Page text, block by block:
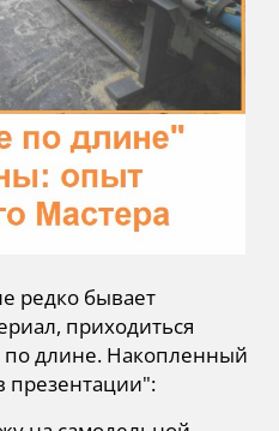
редко бывает
приходиться
длине. Накопленный
презентации":